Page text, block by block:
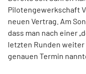
Pilotengewerkschaft
neuen Vertrag. Am
dass man nach einer
letzten Runden weiter
genauen Termin